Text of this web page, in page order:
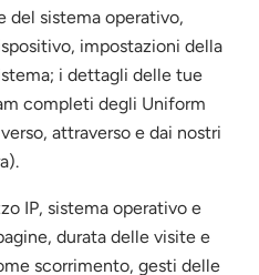
del sistema operativo,
impostazioni della
i dettagli delle tue
completi degli Uniform
attraverso e dai nostri
IP, sistema operativo e
durata delle visite e
scorrimento, gesti delle